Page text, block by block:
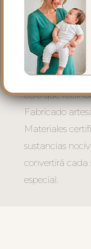
quitar la tapa
**Dos modelos
– Grupo cero
grupos cero
– Grupo cero
cero que
Fabricado
Materiales
sustancias
convertirá
especial.